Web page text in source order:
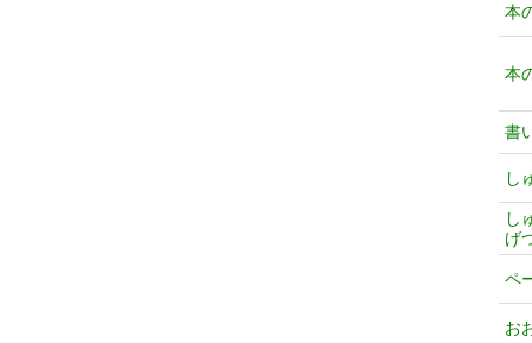
本
本
書
し
し
げ
ペ
お